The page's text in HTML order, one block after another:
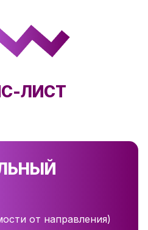
ЛИСТ
от направления)